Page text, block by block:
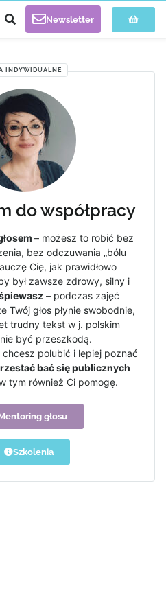
Newsletter
do współpracy
– możesz to robić bez
bez odczuwania „bólu
Cię, jak prawidłowo
był zawsze zdrowy, silny i
– podczas zajęć
Twój głos płynie swobodnie,
trudny tekst w j. polskim
być przeszkodą.
polubić i lepiej poznać
bać się publicznych
tym również Ci pomogę.
głosu
Szkolenia
INDYWIDUALNE